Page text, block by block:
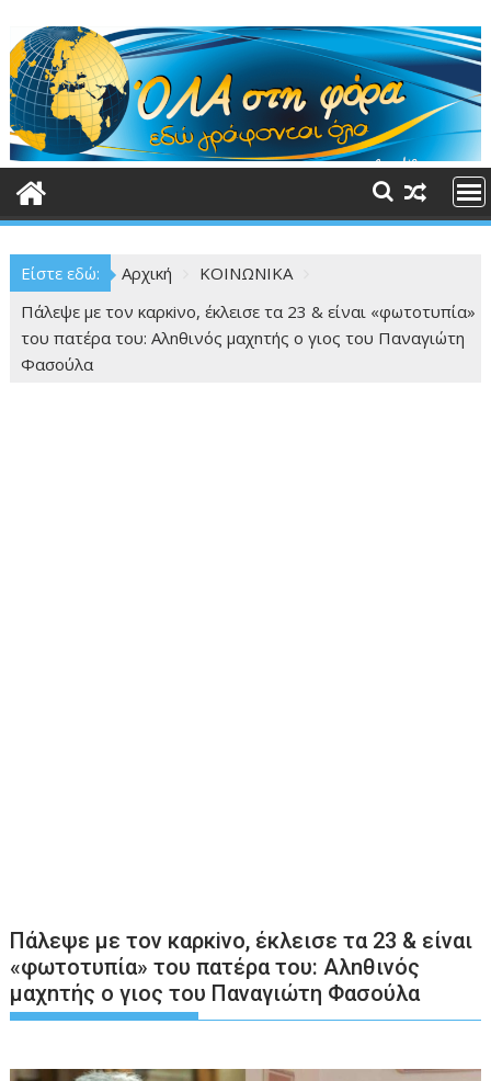
στο
περιεχόμενο
Είστε εδώ: Αρχική
ΚΟΙΝΩΝΙΚΑ
Πάλεψε με τον καρκiνο, έκλεισε τα 23 & είναι «φωτοτυπία»
του πατέρα του: Αλnθινός μαχnτής ο γιος του Παναγιώτη
Φασούλα
Πάλεψε με τον καρκiνο, έκλεισε τα 23 & είναι
«φωτοτυπία» του πατέρα του: Αλnθινός
μαχnτής ο γιος του Παναγιώτη Φασούλα